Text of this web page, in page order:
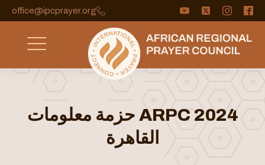
office@ipcprayer.org
ARPC 2024 حزمة معلومات
القاهرة